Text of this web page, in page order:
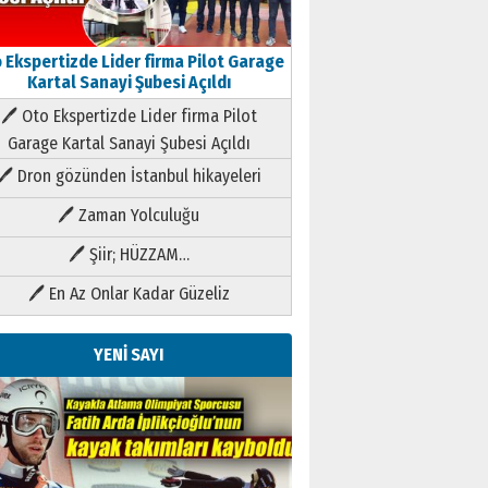
Ekspertizde Lider firma Pilot Garage
Kartal Sanayi Şubesi Açıldı
🖊 Oto Ekspertizde Lider firma Pilot
Garage Kartal Sanayi Şubesi Açıldı
Dron gözünden İstanbul hikayeleri
🖊 Zaman Yolculuğu
🖊 Şiir; HÜZZAM…
🖊 En Az Onlar Kadar Güzeliz
YENİ SAYI